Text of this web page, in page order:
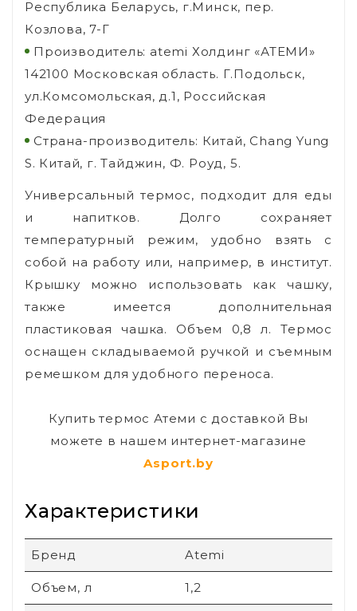
Республика Беларусь, г.Минск, пер.
Козлова, 7-Г
Производитель: atemi Холдинг «АТЕМИ»
142100 Московская область. Г.Подольск,
ул.Комсомольская, д.1, Российская
Федерация
Страна-производитель: Китай, Chang Yung
S. Китай, г. Тайджин, Ф. Роуд, 5.
Универсальный термос, подходит для еды
и напитков. Долго сохраняет
температурный режим, удобно взять с
собой на работу или, например, в институт.
Крышку можно использовать как чашку,
также имеется дополнительная
пластиковая чашка. Объем 0,8 л. Термос
оснащен складываемой ручкой и съемным
ремешком для удобного переноса.
Купить термос Атеми с доставкой Вы
можете в нашем интернет-магазине
Asport.by
Характеристики
Бренд Atemi
Объем, л 1,2